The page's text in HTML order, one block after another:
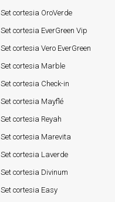
Set cortesia OroVerde
Set cortesia EverGreen Vip
Set cortesia Vero EverGreen
Set cortesia Marble
Set cortesia Check-in
Set cortesia Mayflé
Set cortesia Reyah
Set cortesia Marevita
Set cortesia Laverde
Set cortesia Divinum
Set cortesia Easy